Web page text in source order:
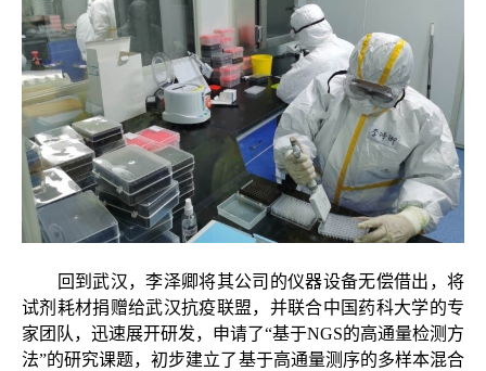
回到武汉，李泽卿将其公司的仪器设备无偿借出，将
试剂耗材捐赠给武汉抗疫联盟，并联合中国药科大学的专
家团队，迅速展开研发，申请了“基于NGS的高通量检测方
法”的研究课题，初步建立了基于高通量测序的多样本混合